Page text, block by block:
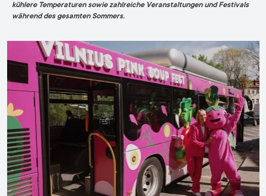
kühlere Temperaturen sowie zahlreiche Veranstaltungen und Festivals
während des gesamten Sommers.